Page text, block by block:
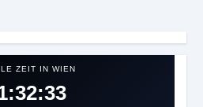
ZEIT IN WIEN